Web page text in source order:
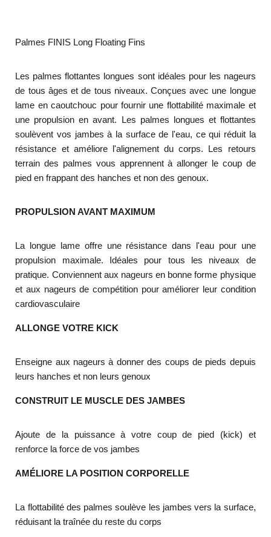
Palmes FINIS Long Floating Fins
Les palmes flottantes longues sont idéales pour les nageurs
de tous âges et de tous niveaux. Conçues avec une longue
lame en caoutchouc pour fournir une flottabilité maximale et
une propulsion en avant. Les palmes longues et flottantes
soulèvent vos jambes à la surface de l'eau, ce qui réduit la
résistance et améliore l'alignement du corps. Les retours
terrain des palmes vous apprennent à allonger le coup de
pied en frappant des hanches et non des genoux.
PROPULSION AVANT MAXIMUM
La longue lame offre une résistance dans l'eau pour une
propulsion maximale. Idéales pour tous les niveaux de
pratique. Conviennent aux nageurs en bonne forme physique
et aux nageurs de compétition pour améliorer leur condition
cardiovasculaire
ALLONGE VOTRE KICK
Enseigne aux nageurs à donner des coups de pieds depuis
leurs hanches et non leurs genoux
CONSTRUIT LE MUSCLE DES JAMBES
Ajoute de la puissance à votre coup de pied (kick) et
renforce la force de vos jambes
AMÉLIORE LA POSITION CORPORELLE
La flottabilité des palmes soulève les jambes vers la surface,
réduisant la traînée du reste du corps